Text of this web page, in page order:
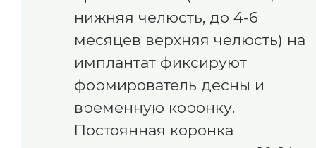
нижняя челюсть, до 4-6
месяцев верхняя челюсть) на
имплантат фиксируют
формирователь десны и
временную коронку.
Постоянная коронка